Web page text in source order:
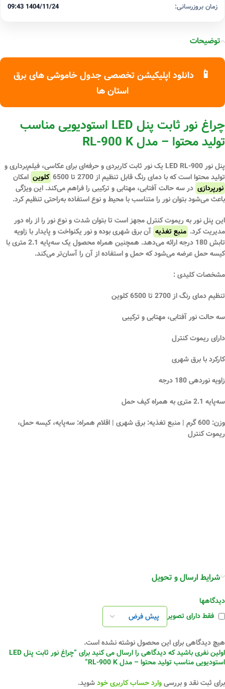
زمان بروزرسانی: 1404/11/24 09:43
توضیحات
📱
دانلود اپلیکیشن تخصصی جدول خاموشی های برق
استان ها
چراغ نور ثابت پنل LED استودیویی مناسب
تولید محتوا – مدل RL-900 K
پنل نورLED RL-900 یک نور ثابت کاربردی و حرفه‌ای برای عکاسی، فیلم‌برداری و
تولید محتوا است که بادمای رنگ قابل تنظیم از 2700 تا 6500 کلوین امکان
نورپردازی در سه حالتآفتابی، مهتابی و ترکیبیرا فراهم می‌کند. این ویژگی
باعث می‌شود بتوان نور را متناسب با محیط و نوع استفاده به‌راحتی تنظیم کرد.
این پنل نور بهریموت کنترلمجهز است تا بتوان شدت و نوع نور را از راه دور
مدیریت کرد. منبع تغذیه آنبرق شهریبوده و نور یکنواخت و پایدار با زاویه
تابش180 درجه ارائه می‌دهد. همچنین همراه محصول یکسه‌پایه 2.1 متری
با
کیسه حملعرضه می‌شود که حمل و استفاده از آن را آسان‌تر می‌کند.
مشخصات کلیدی :
تنظیم دمای رنگ از 2700 تا 6500 کلوین
سه حالت نور آفتابی، مهتابی و ترکیبی
دارای ریموت کنترل
کارکرد با برق شهری
زاویه نوردهی 180 درجه
سه‌پایه 2.1 متری به همراه کیف حمل
وزن: 600 گرم | منبع تغذیه: برق شهری | اقلام همراه: سه‌پایه، کیسه حمل،
ریموت کنترل
شرایط ارسال و تحویل
دیدگاهها
فقط دارای تصویر
هیچ دیدگاهی برای این محصول نوشته نشده است.
اولین نفری باشید که دیدگاهی را ارسال می کنید برای “چراغ نور ثابت پنل LED
استودیویی مناسب تولید محتوا – مدل RL-900 K”
برای ثبت نقد و بررسیوارد حساب کاربری خودشوید.